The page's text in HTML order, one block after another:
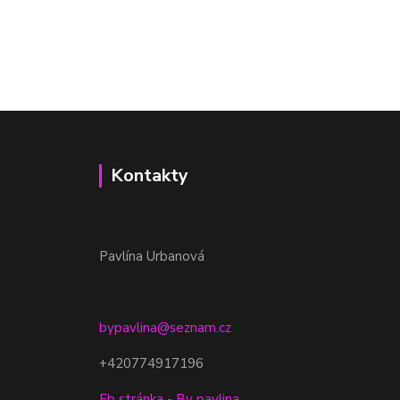
Kontakty
Pavlína Urbanová
bypavlina@seznam.cz
+420774917196